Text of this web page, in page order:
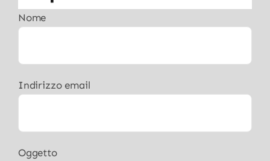
Nome
Indirizzo email
Oggetto